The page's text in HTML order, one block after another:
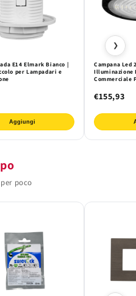
E14 Elmark Bianco |
per Lampadari e
Aggiungi
Campana Led
Illuminazione
Commerciale
€155,93
❯
poco